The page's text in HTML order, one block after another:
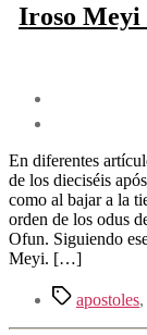
Iroso Meyi
En diferentes
de los dieciséis
como al bajar a la
orden de los odus
Ofun. Siguiendo
Meyi. […]
Etiquetas
apostoles,